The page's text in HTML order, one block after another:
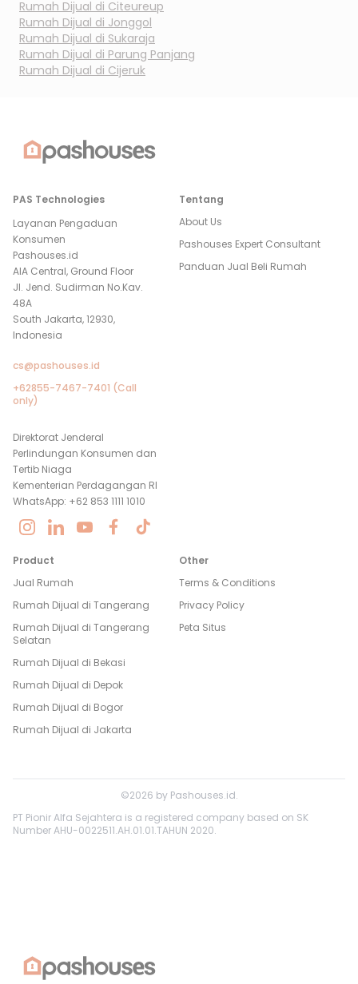
Rumah Dijual di Citeureup
Rumah Dijual di Jonggol
Rumah Dijual di Sukaraja
Rumah Dijual di Parung Panjang
Rumah Dijual di Cijeruk
PAS Technologies
Layanan Pengaduan
Konsumen
Pashouses.id
AIA Central, Ground Floor
Jl. Jend. Sudirman No.Kav.
48A
South Jakarta, 12930,
Indonesia
cs@pashouses.id
+62855-7467-7401 (Call
only)
Direktorat Jenderal
Perlindungan Konsumen dan
Tertib Niaga
Kementerian Perdagangan RI
WhatsApp: +62 853 1111 1010
Tentang
About Us
Pashouses Expert Consultant
Panduan Jual Beli Rumah
Product
Jual Rumah
Rumah Dijual di Tangerang
Rumah Dijual di Tangerang
Selatan
Rumah Dijual di Bekasi
Rumah Dijual di Depok
Rumah Dijual di Bogor
Rumah Dijual di Jakarta
Other
Terms & Conditions
Privacy Policy
Peta Situs
©2026 by Pashouses.id.
PT Pionir Alfa Sejahtera is a registered company based on SK
Number AHU-0022511.AH.01.01.TAHUN 2020.